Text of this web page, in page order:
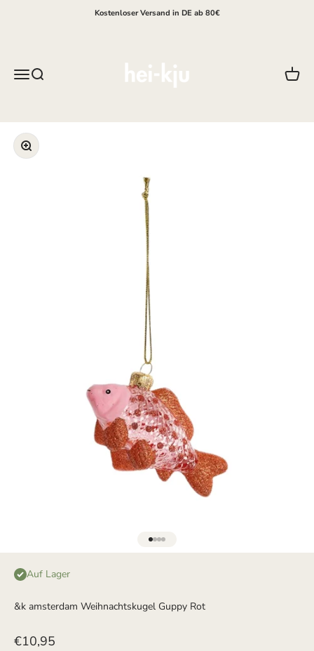
Kostenloser Versand in DE ab 80€
MenüSuche
Bild vergrößern
Auf Lager
&k amsterdam Weihnachtskugel Guppy Rot
Angebot
€10,95